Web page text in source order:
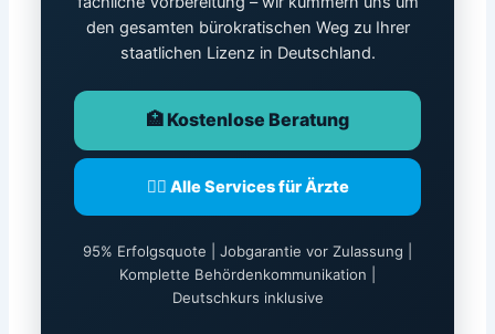
den gesamten bürokratischen Weg zu Ihrer
staatlichen Lizenz in Deutschland.
🏥 Kostenlose Beratung
👨‍⚕️ Alle Services für Ärzte
95% Erfolgsquote | Jobgarantie vor Zulassung |
Komplette Behördenkommunikation |
Deutschkurs inklusive